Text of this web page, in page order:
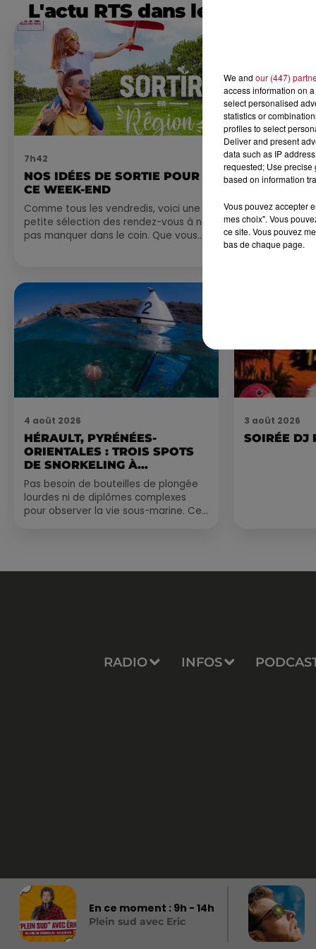
L'actu RTS dans le Sud
7h42
NOS IDÉES DE SORTIE POUR
CE WEEK-END
Comme tous les vendredis, voici une
petite sélection des rendez-vous à ne
pas manquer dans le coin. Que vous
6 août 2026
NÎMES : «
ARÈNES
Après un
spectacle « Le
revient
4 août 2026
HÉRAULT, PYRÉNÉES-
ORIENTALES : TROIS SPOTS
DE SNORKELING À
EXPLORER...
Pas besoin de bouteilles de plongée
lourdes ni de diplômes complexes
pour observer la vie sous-marine. Cet
3 août 2026
SOIRÉE DJ
RADIO INFOS
En ce moment : 9h - 14h
Plein sud avec Eric
We and our (447)
access information on
select personalised
statistics or
profiles to select
Deliver and present
data such as IP
requested; Use precise
based on information
Vous pouvez accepter
mes choix". Vous
ce site. Vous pouvez
bas de chaque page.